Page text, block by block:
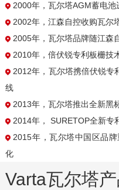
2000年，瓦尔塔AGM蓄电
2002年，江森自控收购瓦尔
2005年，瓦尔塔品牌随江森
2010年，倍伏锐专利板栅
2012年，瓦尔塔携倍伏锐
线
2013年，瓦尔塔推出全新黑
2014年， SURETOP全新
2015年，瓦尔塔中国区品
化
Varta瓦尔塔